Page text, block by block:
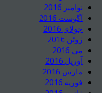
نوامبر 2016
آگوست 2016
جولای 2016
ژوئن 2016
می 2016
آوریل 2016
مارس 2016
فوریه 2016